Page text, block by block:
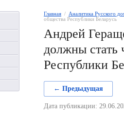
Главная
  /
Аналитика Русского
общества Республики Беларусь
Андрей
должны стать
Республики
← Предыдущая
Дата публикации: